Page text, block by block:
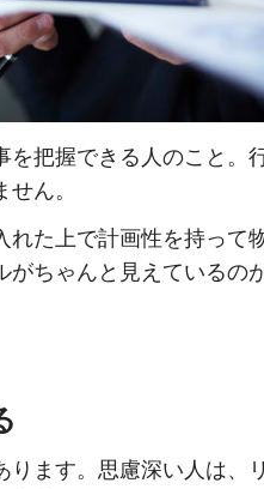
を把握できる人のこと。
ん。
れた上で計画性を持って
がちゃんと見えているの
ります。思慮深い人は、